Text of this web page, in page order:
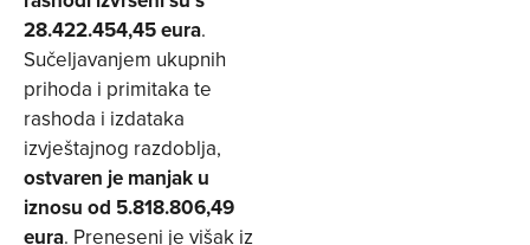
28.422.454,45 eura.
Sučeljavanjem ukupnih
prihoda i primitaka te
rashoda i izdataka
izvještajnog razdoblja,
ostvaren je manjak u
iznosu od 5.818.806,49
eura. Preneseni je višak iz